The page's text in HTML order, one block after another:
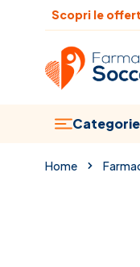
Salta al contenuto
Scopri le
Categorie
Home